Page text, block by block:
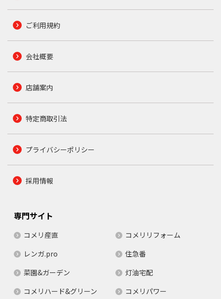
ご利用規約
会社概要
店舗案内
特定商取引法
プライバシーポリシー
採用情報
専門サイト
コメリ産直
コメリリフォーム
レンガ.pro
住急番
菜園&ガーデン
灯油宅配
コメリハード&グリーン
コメリパワー